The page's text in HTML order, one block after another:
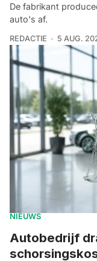
De fabrikant
auto's af.
REDACTIE 5 AUG.
NIEUWS
Autobedrijf